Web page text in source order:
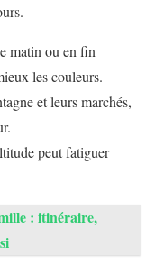
matin ou en fin
les couleurs.
et leurs marchés,
peut fatiguer
: itinéraire,